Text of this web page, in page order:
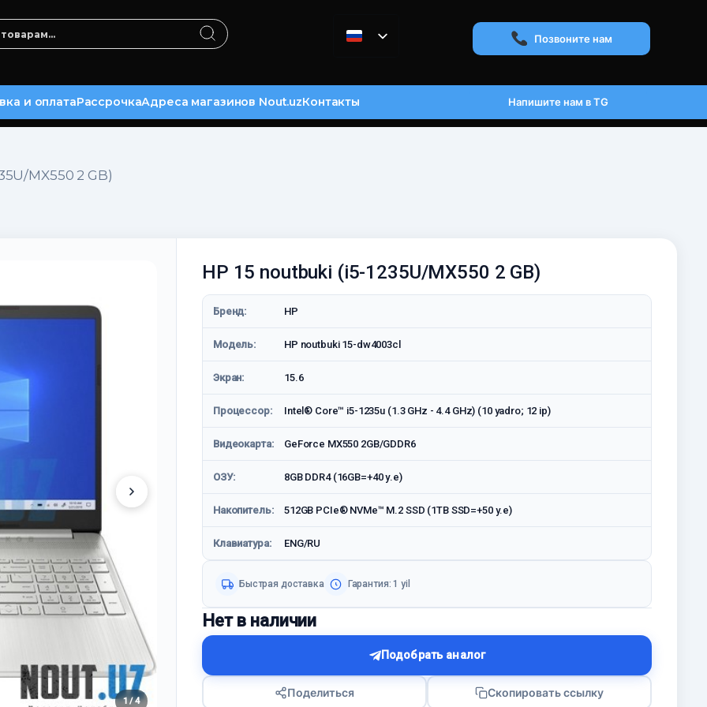
Позвоните нам
и оплатаРассрочкаАдреса магазинов Nout.uzКонтакты Напишите нам в TG
MX550 2 GB)
1 / 4
HP 15 noutbuki (i5-1235U/MX550 2 GB)
Бренд: HP
Модель: HP noutbuki 15-dw4003cl
Экран: 15.6
Процессор: Intel® Core™ i5-1235u (1.3 GHz - 4.4 GHz) (10 yadro; 12 ip)
Видеокарта: GeForce MX550 2GB/GDDR6
ОЗУ: 8GB DDR4 (16GB=+40 у.е)
Накопитель: 512GB PCIe® NVMe™ M.2 SSD (1TB SSD=+50 у.е)
Клавиатура: ENG/RU
Быстрая доставка Гарантия: 1 yil
Нет в наличии
Подобрать аналог
Поделиться Скопировать ссылку